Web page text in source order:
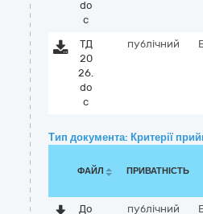
do
c
ТД
20
26.
do
c
публічний
Тип документа: Критерії
ФАЙЛ ПРИВАТНІСТЬ
До публічний